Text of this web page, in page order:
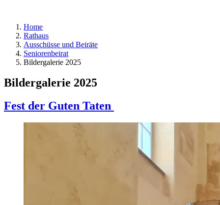
Home
Rathaus
Ausschüsse und Beiräte
Seniorenbeirat
Bildergalerie 2025
Bildergalerie 2025
Fest der Guten Taten